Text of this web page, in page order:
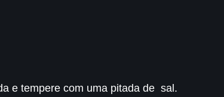
e tempere com uma pitada de sal.